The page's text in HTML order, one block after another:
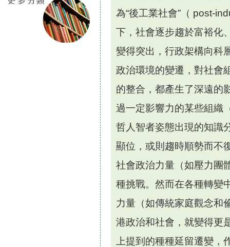
為“後工業社會”（ post-
下，社會逐步趨於富裕化
變得突出，行政架構向科
政治環境的變遷，對社會
的整合，都產生了深遠的
過一定影響力的某些組織
哲人智者姿態出現的知識
顯位，或則趨時順勢而不
社會政治力量（如壓力團
種挑戰。然而在各種轉變
力量（如傳統家庭觀念和
港政治和社會，就變得更
上提到的種種延留遷變